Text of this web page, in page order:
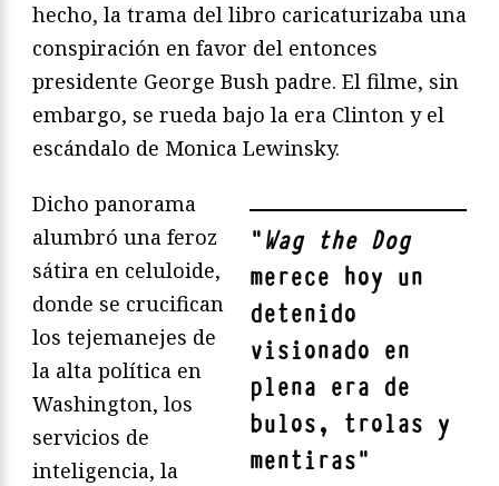
hecho, la trama del libro caricaturizaba una
conspiración en favor del entonces
presidente George Bush padre. El filme, sin
embargo, se rueda bajo la era Clinton y el
escándalo de Monica Lewinsky.
"Wag the Dog
merece hoy un
detenido
visionado en
plena era de
bulos, trolas y
mentiras"
Dicho panorama
alumbró una feroz
sátira en celuloide,
donde se crucifican
los tejemanejes de
la alta política en
Washington, los
servicios de
inteligencia, la